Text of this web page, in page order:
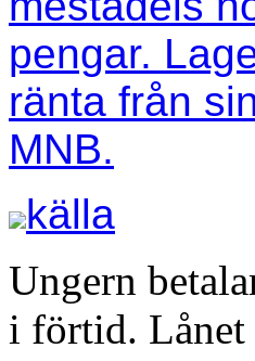
pengar.
ränta från
MNB.
källa
Ungern
i förtid.